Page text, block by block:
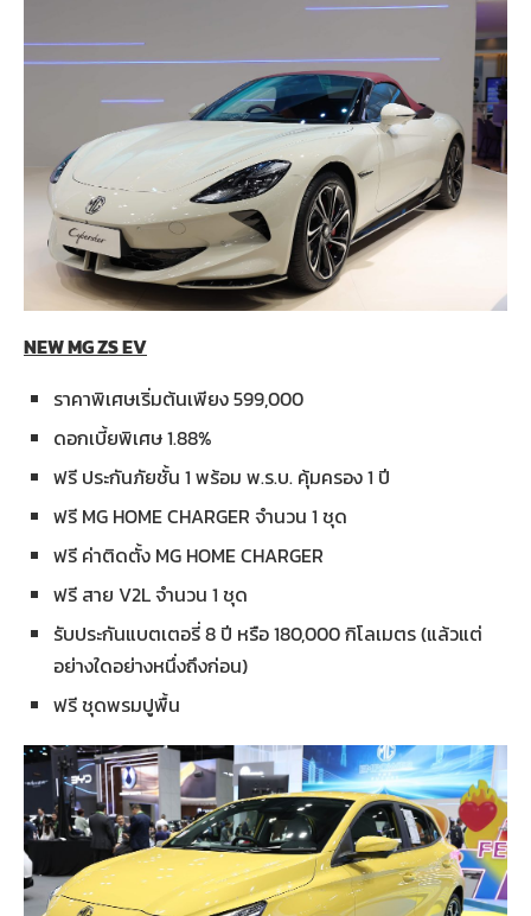
NEW MG ZS EV
ราคาพิเศษเริ่มต้นเพียง 599,000
ดอกเบี้ยพิเศษ 1.88%
ฟรี ประกันภัยชั้น 1 พร้อม พ.ร.บ. คุ้มครอง 1 ปี
ฟรี MG HOME CHARGER จำนวน 1 ชุด
ฟรี ค่าติดตั้ง MG HOME CHARGER
ฟรี สาย V2L จำนวน 1 ชุด
รับประกันแบตเตอรี่ 8 ปี หรือ 180,000 กิโลเมตร (แล้วแต่
อย่างใดอย่างหนึ่งถึงก่อน)
ฟรี ชุดพรมปูพื้น